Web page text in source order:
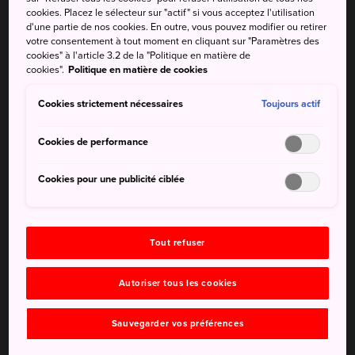
taille du bâtiment de la Diète nationale le montre bien. Ce
bâtiment impressionnant est situé en plein centre de
Tokyo et est composé de la Chambre des représentants et
de la Chambre des conseillers.
Anecdotes
Des visites de la Chambre des représentants ont lieu
Des visites de la Chambre des conseillers ont lieu en
Comment s'y rendre
et en taxi.
Si vous souhaitez participer à une visite du bâtiment de la
cookies. Placez le sélecteur sur "actif" si vous acceptez l'utilisation
d'une partie de nos cookies. En outre, vous pouvez modifier ou retirer
votre consentement à tout moment en cliquant sur "Paramètres des
cookies" à l'article 3.2 de la "Politique en matière de
cookies". Politique en matière de cookies
Cookies strictement nécessaires Toujours actif
Cookies de performance
Cookies pour une publicité ciblée
Tout refuser
Autoriser tous les cookies
Sauvegarder vos préférences